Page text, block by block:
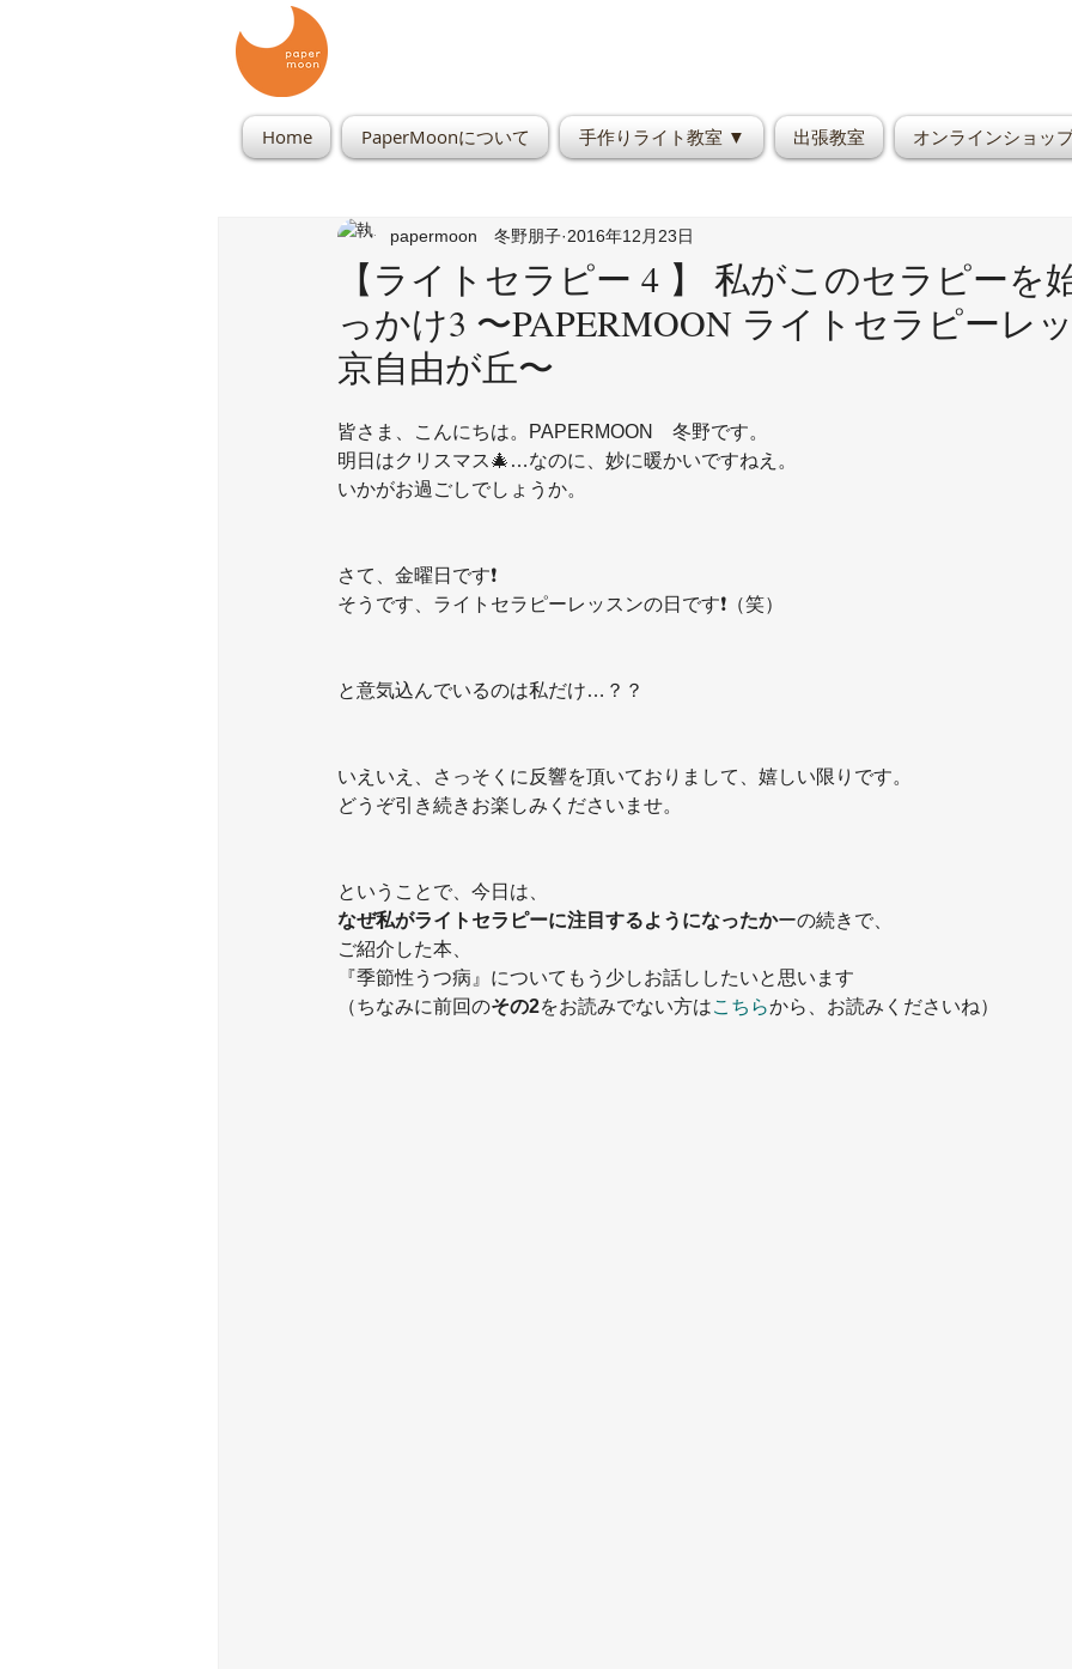
Home PaperMoonについて 手作りライト教室 ▼ 出張教室 オンラインショッ
【ライトセラピー 4 】 私がこのセラピーを
っかけ3 〜PAPERMOON ライトセラピーレ
京自由が丘〜
papermoon 冬野朋子 2016年12月23日
皆さま、こんにちは。PAPERMOON　冬野です。
明日はクリスマス🎄…なのに、妙に暖かいですねえ。
いかがお過ごしでしょうか。
さて、金曜日です❗️
そうです、ライトセラピーレッスンの日です❗️（笑）
と意気込んでいるのは私だけ…？？
いえいえ、さっそくに反響を頂いておりまして、嬉しい限りです。
どうぞ引き続きお楽しみくださいませ。
ということで、今日は、
なぜ私がライトセラピーに注目するようになったかーの続きで、
ご紹介した本、
『季節性うつ病』についてもう少しお話ししたいと思います
（ちなみに前回のその2をお読みでない方はこちらから、お読みくださいね）